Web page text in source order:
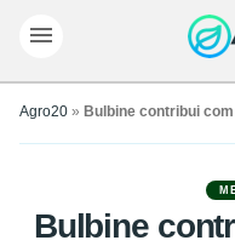
Agro20 » Bulbine contribui
Bulbine